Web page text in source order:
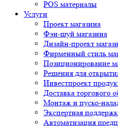
POS материалы
Услуги
Проект магазина
Фэн-шуй магазина
Дизайн-проект
Фирменный стиль
Позиционирование
Решения для
Инвестпроект
Доставка торгового
Монтаж и пуско-
Экспертная
Автоматизация